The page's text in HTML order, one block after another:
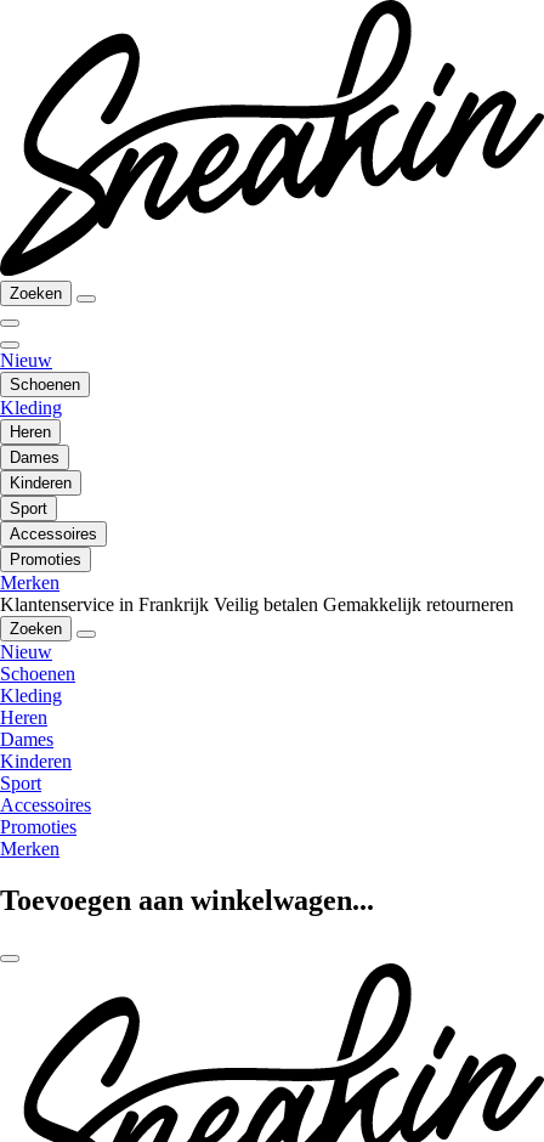
Zoeken
Nieuw
Schoenen
Kleding
Heren
Dames
Kinderen
Sport
Accessoires
Promoties
Merken
Klantenservice in Frankrijk Veilig betalen Gemakkelijk retourneren
Zoeken
Nieuw
Schoenen
Kleding
Heren
Dames
Kinderen
Sport
Accessoires
Promoties
Merken
Toevoegen aan winkelwagen...